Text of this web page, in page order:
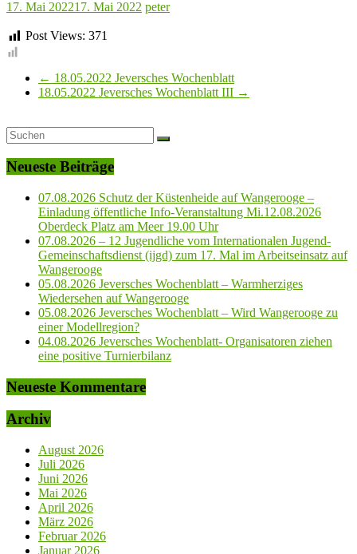
17. Mai 202217. Mai 2022 peter
Post Views: 371
← 18.05.2022 Jeversches Wochenblatt
18.05.2022 Jeversches Wochenblatt III →
Neueste Beiträge
07.08.2026 Schutz der Küstenheide auf Wangerooge –
Einladung öffentliche Info-Veranstaltung Mi.12.08.2026
Oberdeck Platz am Meer 19.00 Uhr
07.08.2026 – 12 Jugendliche vom Internationalen Jugend-
Gemeinschaftsdienst (ijgd) zum 17. Mal im Arbeitseinsatz auf
Wangerooge
05.08.2026 Jeversches Wochenblatt – Warmherziges
Wiedersehen auf Wangerooge
05.08.2026 Jeversches Wochenblatt – Wird Wangerooge zu
einer Modellregion?
04.08.2026 Jeversches Wochenblatt- Organisatoren ziehen
eine positive Turnierbilanz
Neueste Kommentare
Archiv
August 2026
Juli 2026
Juni 2026
Mai 2026
April 2026
März 2026
Februar 2026
Januar 2026